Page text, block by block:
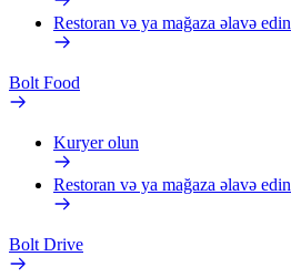
Restoran və ya mağaza əlavə edin
Bolt Food
Kuryer olun
Restoran və ya mağaza əlavə edin
Bolt Drive